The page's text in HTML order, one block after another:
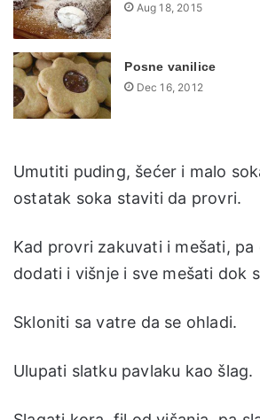
Aug 18, 2015
Posne vanilice
Dec 16, 2012
Umutiti puding, šećer i malo
ostatak soka staviti da provri.
Kad provri zakuvati i mešati,
dodati i višnje i sve mešati dok
Skloniti sa vatre da se ohladi.
Ulupati slatku pavlaku kao šlag.